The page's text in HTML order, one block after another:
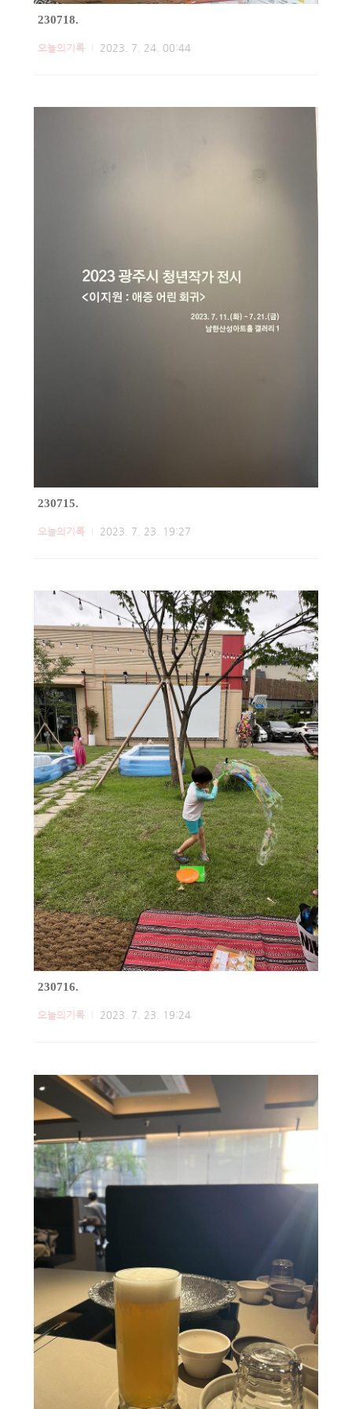
230718.
오늘의기록 2023. 7. 24. 00:44
230715.
오늘의기록 2023. 7. 23. 19:27
230716.
오늘의기록 2023. 7. 23. 19:24